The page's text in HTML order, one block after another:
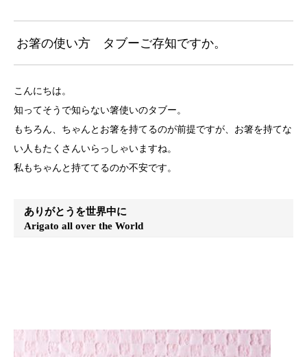
お箸の使い方 タブーご存知ですか。
こんにちは。
知ってそうで知らない箸使いのタブー。
もちろん、ちゃんとお箸を持てるのが前提ですが、お箸を持てな
い人もたくさんいらっしゃいますね。
私もちゃんと持ててるのか不安です。
ありがとうを世界中に
Arigato all over the World